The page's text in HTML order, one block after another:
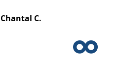
Chantal C.